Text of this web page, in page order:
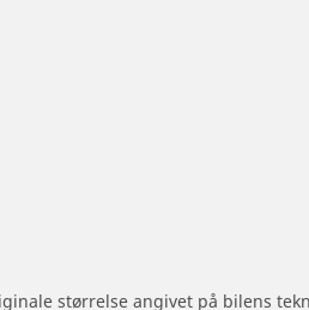
størrelse angivet på bilens